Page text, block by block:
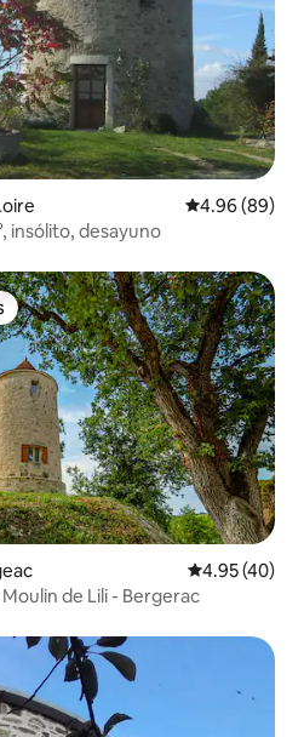
Calificación
4.96 (89)
insólito, desayuno
Calificación
4.95 (40)
de Lili - Bergerac